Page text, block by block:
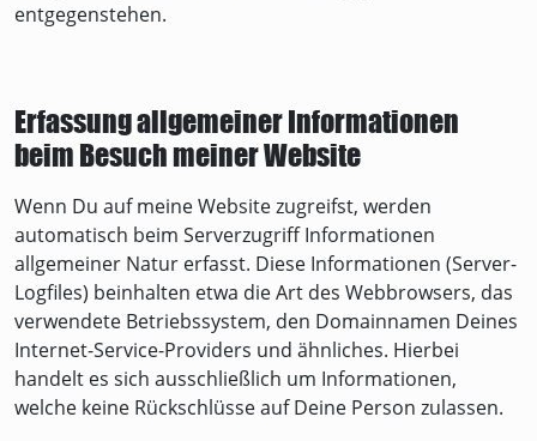
entgegenstehen.
Erfassung allgemeiner Informationen
beim Besuch meiner Website
Wenn Du auf meine Website zugreifst, werden
automatisch beim Serverzugriff Informationen
allgemeiner Natur erfasst. Diese Informationen (Server-
Logfiles) beinhalten etwa die Art des Webbrowsers, das
verwendete Betriebssystem, den Domainnamen Deines
Internet-Service-Providers und ähnliches. Hierbei
handelt es sich ausschließlich um Informationen,
welche keine Rückschlüsse auf Deine Person zulassen.